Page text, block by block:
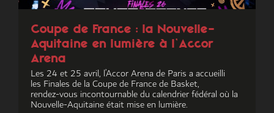
Coupe de France : la Nouvelle-
Aquitaine en lumière à l’Accor
Arena
Les 24 et 25 avril, l’Accor Arena de Paris a accueilli
les Finales de la Coupe de France de Basket,
rendez‑vous incontournable du calendrier fédéral où la
Nouvelle-Aquitaine était mise en lumière.